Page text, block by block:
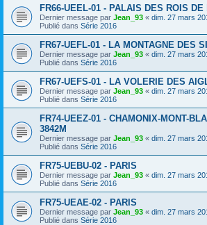
FR66-UEEL-01 - PALAIS DES ROIS DE
Dernier message par Jean_93 « dim. 27 mars
Publié dans Série 2016
FR67-UEFL-01 - LA MONTAGNE DES
Dernier message par Jean_93 « dim. 27 mars
Publié dans Série 2016
FR67-UEFS-01 - LA VOLERIE DES
Dernier message par Jean_93 « dim. 27 mars
Publié dans Série 2016
FR74-UEEZ-01 - CHAMONIX-MONT-
3842M
Dernier message par Jean_93 « dim. 27 mars
Publié dans Série 2016
FR75-UEBU-02 - PARIS
Dernier message par Jean_93 « dim. 27 mars
Publié dans Série 2016
FR75-UEAE-02 - PARIS
Dernier message par Jean_93 « dim. 27 mars
Publié dans Série 2016